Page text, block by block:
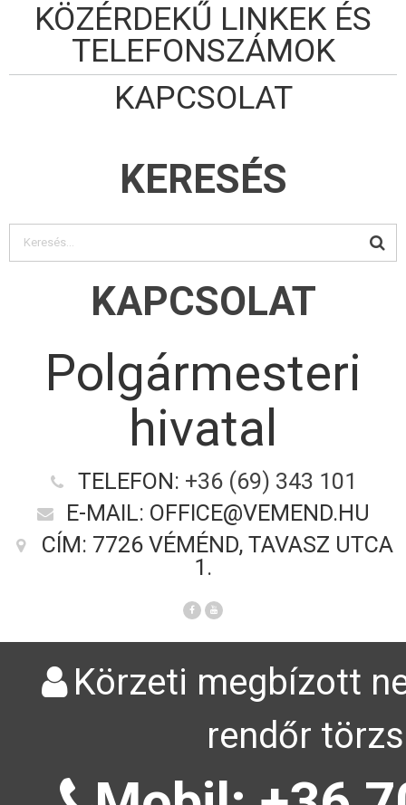
KÖZÉRDEKŰ LINKEK ÉS
TELEFONSZÁMOK
KAPCSOLAT
KERESÉS
KAPCSOLAT
Polgármesteri
hivatal
TELEFON: +36 (69) 343 101
E-MAIL: OFFICE@VEMEND.HU
CÍM: 7726 VÉMÉND, TAVASZ UTCA
1.
Körzeti megbízott
rendőr